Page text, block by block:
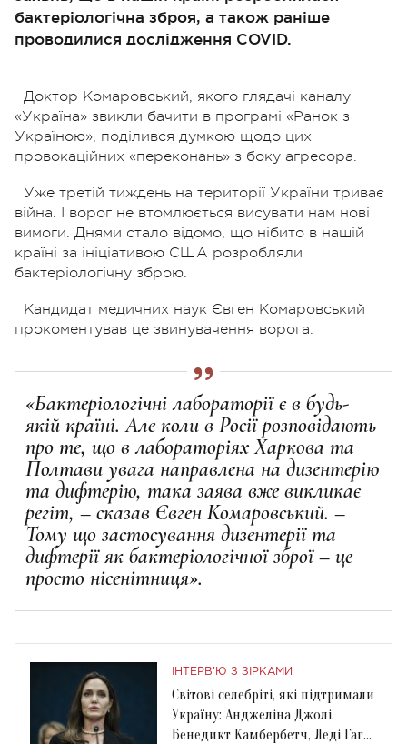
бактеріологічна зброя, а також раніше
проводилися дослідження COVID.
Доктор Комаровський, якого глядачі каналу
«Україна» звикли бачити в програмі «Ранок з
Україною», поділився думкою щодо цих
провокаційних «переконань» з боку агресора.
Уже третій тиждень на території України триває
війна. І ворог не втомлюється висувати нам нові
вимоги. Днями стало відомо, що нібито в нашій
країні за ініціативою США розробляли
бактеріологічну зброю.
Кандидат медичних наук Євген Комаровський
прокоментував це звинувачення ворога.
«Бактеріологічні лабораторії є в ​​будь-
якій країні. Але коли в Росії розповідають
про те, що в лабораторіях Харкова та
Полтави увага направлена на дизентерію
та дифтерію, така заява вже викликає
регіт, – сказав Євген Комаровський. –
Тому що застосування дизентерії та
дифтерії як бактеріологічної зброї – це
просто нісенітниця».
ІНТЕРВ'Ю З ЗІРКАМИ
Світові селебріті, які підтримали
Україну: Анджеліна Джолі,
Бенедикт Камбербетч, Леді Гага